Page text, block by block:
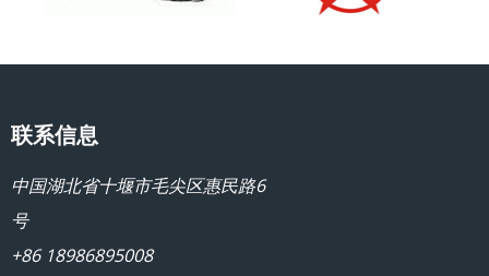
联系信息
中国湖北省十堰市毛尖区惠民路6
号
+86 18986895008